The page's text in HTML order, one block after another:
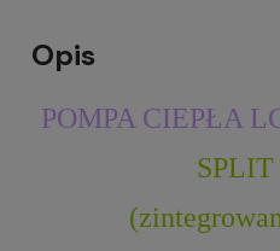
Opis
POMPA CIEPŁA